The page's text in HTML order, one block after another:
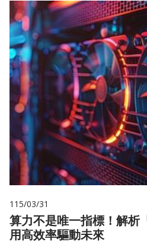
115/03/31
算力不是唯一指標！解析
用高效率驅動未來